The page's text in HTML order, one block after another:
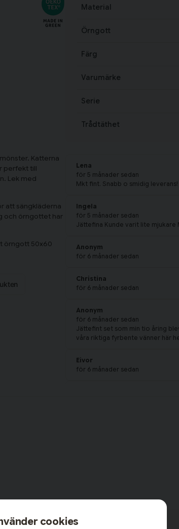
Katterna
perfekt till
Lek med
att sängkläderna
och örngottet har
örngott 50x60
Material
Örngott
Färg
Varumärke
Serie
Trådtäthet
Lena
för 5 månader sedan
Mkt fint. Snabb o smidig leverans!
Ingela
för 5 månader sedan
Jättefina Kunde varit lite mjukare
Anonym
för 6 månader sedan
Christina
för 6 månader sedan
Anonym
för 6 månader sedan
Jättefint set som min tio åring
våra riktiga fyrbente vänner här
Eivor
för 6 månader sedan
för 1 år sedan
cookies